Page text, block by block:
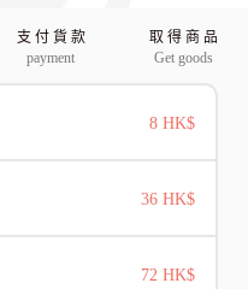
支 付 貨 款
payment
取 得 商 品
Get goods
8 HK$
36 HK$
72 HK$